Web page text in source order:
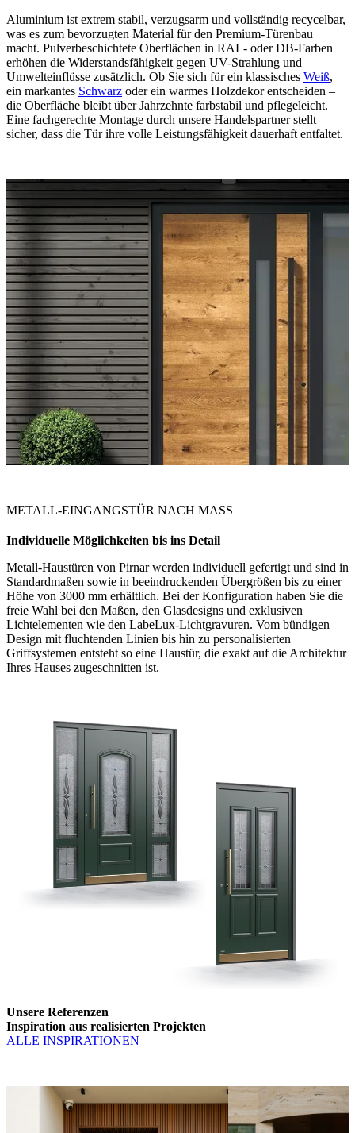
Aluminium ist extrem stabil, verzugsarm und vollständig recycelbar,
was es zum bevorzugten Material für den Premium-Türenbau
macht. Pulverbeschichtete Oberflächen in RAL- oder DB-Farben
erhöhen die Widerstandsfähigkeit gegen UV-Strahlung und
Umwelteinflüsse zusätzlich. Ob Sie sich für ein klassisches Weiß,
ein markantes Schwarz oder ein warmes Holzdekor entscheiden –
die Oberfläche bleibt über Jahrzehnte farbstabil und pflegeleicht.
Eine fachgerechte Montage durch unsere Handelspartner stellt
sicher, dass die Tür ihre volle Leistungsfähigkeit dauerhaft entfaltet.
METALL-EINGANGSTÜR NACH MASS
Individuelle Möglichkeiten bis ins Detail
Metall-Haustüren von Pirnar werden individuell gefertigt und sind in
Standardmaßen sowie in beeindruckenden Übergrößen bis zu einer
Höhe von 3000 mm erhältlich. Bei der Konfiguration haben Sie die
freie Wahl bei den Maßen, den Glasdesigns und exklusiven
Lichtelementen wie den LabeLux-Lichtgravuren. Vom bündigen
Design mit fluchtenden Linien bis hin zu personalisierten
Griffsystemen entsteht so eine Haustür, die exakt auf die Architektur
Ihres Hauses zugeschnitten ist.
Unsere Referenzen
Inspiration aus realisierten Projekten
ALLE INSPIRATIONEN